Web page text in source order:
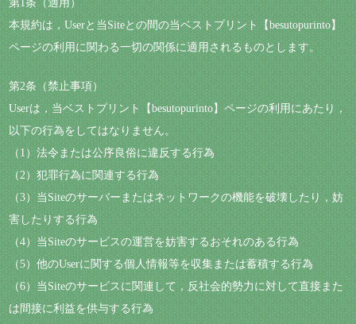
第1条（適用）
本規約は，Userと当Siteとの間の当ベストプリント【besutopurinto】
ページの利用に関わる一切の関係に適用されるものとします。
第2条（禁止事項）
Userは，当ベストプリント【besutopurinto】ページの利用にあたり，
以下の行為をしてはなりません。
（1）法令または公序良俗に違反する行為
（2）犯罪行為に関連する行為
（3）当Siteのサーバーまたはネットワークの機能を破壊したり，妨
害したりする行為
（4）当Siteのサービスの運営を妨害するおそれのある行為
（5）他のUserに関する個人情報等を収集または蓄積する行為
（6）当Siteのサービスに関連して，反社会的勢力に対して直接また
は間接に利益を供与する行為